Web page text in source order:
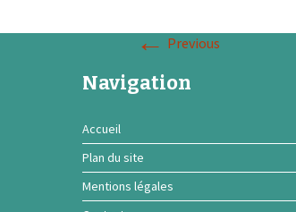
← Previous
Navigation
Accueil
Plan du site
Mentions légales